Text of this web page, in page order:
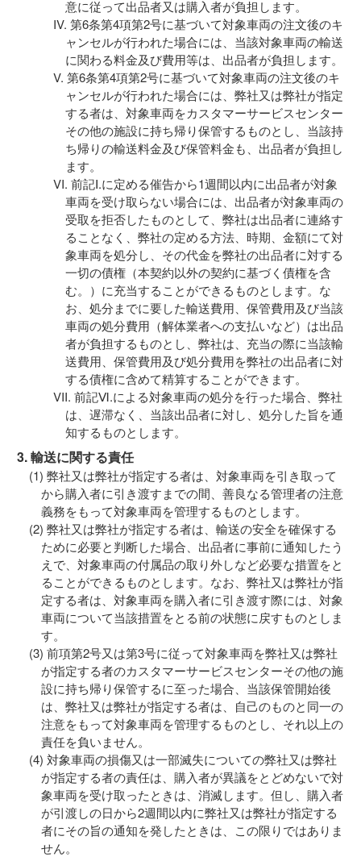
意に従って出品者又は購入者が負担します。
第6条第4項第2号に基づいて対象車両の注文後のキ
ャンセルが行われた場合には、当該対象車両の輸送
に関わる料金及び費用等は、出品者が負担します。
第6条第4項第2号に基づいて対象車両の注文後のキ
ャンセルが行われた場合には、弊社又は弊社が指定
する者は、対象車両をカスタマーサービスセンター
その他の施設に持ち帰り保管するものとし、当該持
ち帰りの輸送料金及び保管料金も、出品者が負担し
ます。
前記Ⅰ.に定める催告から1週間以内に出品者が対象
車両を受け取らない場合には、出品者が対象車両の
受取を拒否したものとして、弊社は出品者に連絡す
ることなく、弊社の定める方法、時期、金額にて対
象車両を処分し、その代金を弊社の出品者に対する
一切の債権（本契約以外の契約に基づく債権を含
む。）に充当することができるものとします。な
お、処分までに要した輸送費用、保管費用及び当該
車両の処分費用（解体業者への支払いなど）は出品
者が負担するものとし、弊社は、充当の際に当該輸
送費用、保管費用及び処分費用を弊社の出品者に対
する債権に含めて精算することができます。
前記Ⅵ.による対象車両の処分を行った場合、弊社
は、遅滞なく、当該出品者に対し、処分した旨を通
知するものとします。
3. 輸送に関する責任
弊社又は弊社が指定する者は、対象車両を引き取って
から購入者に引き渡すまでの間、善良なる管理者の注意
義務をもって対象車両を管理するものとします。
弊社又は弊社が指定する者は、輸送の安全を確保する
ために必要と判断した場合、出品者に事前に通知したう
えで、対象車両の付属品の取り外しなど必要な措置をと
ることができるものとします。なお、弊社又は弊社が指
定する者は、対象車両を購入者に引き渡す際には、対象
車両について当該措置をとる前の状態に戻すものとしま
す。
前項第2号又は第3号に従って対象車両を弊社又は弊社
が指定する者のカスタマーサービスセンターその他の施
設に持ち帰り保管するに至った場合、当該保管開始後
は、弊社又は弊社が指定する者は、自己のものと同一の
注意をもって対象車両を管理するものとし、それ以上の
責任を負いません。
対象車両の損傷又は一部滅失についての弊社又は弊社
が指定する者の責任は、購入者が異議をとどめないで対
象車両を受け取ったときは、消滅します。但し、購入者
が引渡しの日から2週間以内に弊社又は弊社が指定する
者にその旨の通知を発したときは、この限りではありま
せん。